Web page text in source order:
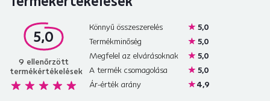
5,0
9 ellenőrzött
termékértékelések
Könnyű összeszerelés
5,0
Termékminőség
5,0
Megfelel az elvárásoknak
5,0
A termék csomagolása
5,0
Ár-érték arány
4,9